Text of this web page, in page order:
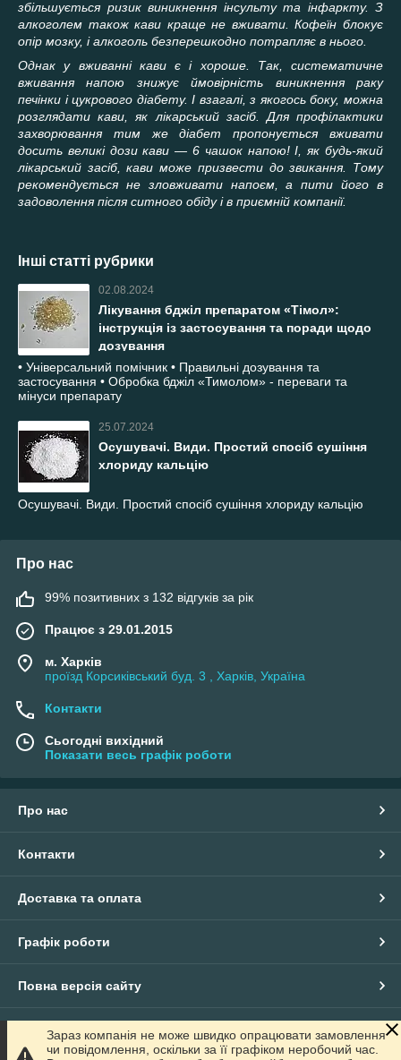
збільшується ризик виникнення інсульту та інфаркту. З
алкоголем також кави краще не вживати. Кофеїн блокує
опір мозку, і алкоголь безперешкодно потрапляє в нього.
Однак у вживанні кави є і хороше. Так, систематичне
вживання напою знижує ймовірність виникнення раку
печінки і цукрового діабету. І взагалі, з якогось боку, можна
розглядати кави, яклікарський засіб. Для профілактики
захворювання тим же діабет пропонується вживати
досить великі дози кави — 6 чашок напою! І, як будь-який
лікарський засіб, кави може призвести до звикання. Тому
рекомендується не зловживати напоєм,а пити його в
задоволення після ситного обіду і в приємній компанії.
Інші статті рубрики
02.08.2024
Лікування бджіл препаратом «Тімол»:
інструкція із застосування та поради щодо
дозування
• Універсальний помічник • Правильні дозування та
застосування • Обробка бджіл «Тимолом» - переваги та
мінуси препарату
25.07.2024
Осушувачі. Види. Простий спосіб сушіння
хлориду кальцію
Осушувачі. Види. Простий спосіб сушіння хлориду кальцію
Про нас
99% позитивних з 132 відгуків за рік
Працює з 29.01.2015
м. Харків
проїзд Корсиківський буд. 3 , Харків, Україна
Контакти
Сьогодні вихідний
Показати весь графік роботи
Про нас
Контакти
Доставка та оплата
Графік роботи
Повна версія сайту
Сайт створено на маркетплейсіProm.ua
Зараз компанія не може швидко опрацювати замовлення
чи повідомлення, оскільки за її графіком неробочий час.